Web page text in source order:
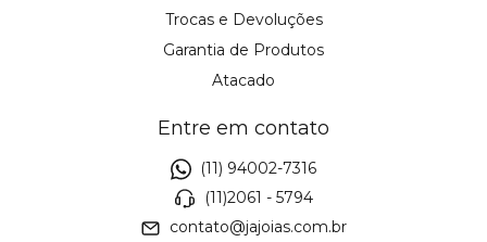
Trocas e Devoluções
Garantia de Produtos
Atacado
Entre em contato
(11) 94002-7316
(11)2061 - 5794
contato@jajoias.com.br